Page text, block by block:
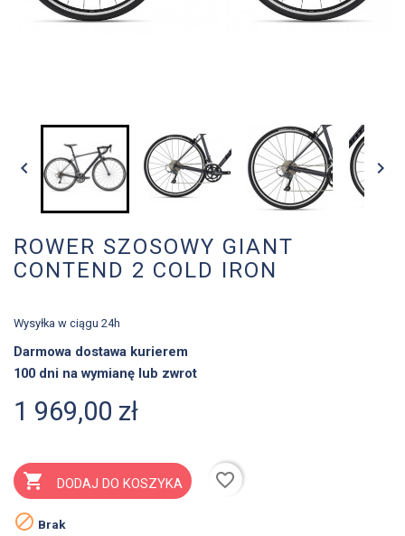
 
ROWER SZOSOWY GIANT
CONTEND 2 COLD IRON
Wysyłka w ciągu 24h
Darmowa dostawa kurierem
100 dni na wymianę lub zwrot
1 969,00 zł
 DODAJ DO KOSZYKA
favorite_border
 Brak